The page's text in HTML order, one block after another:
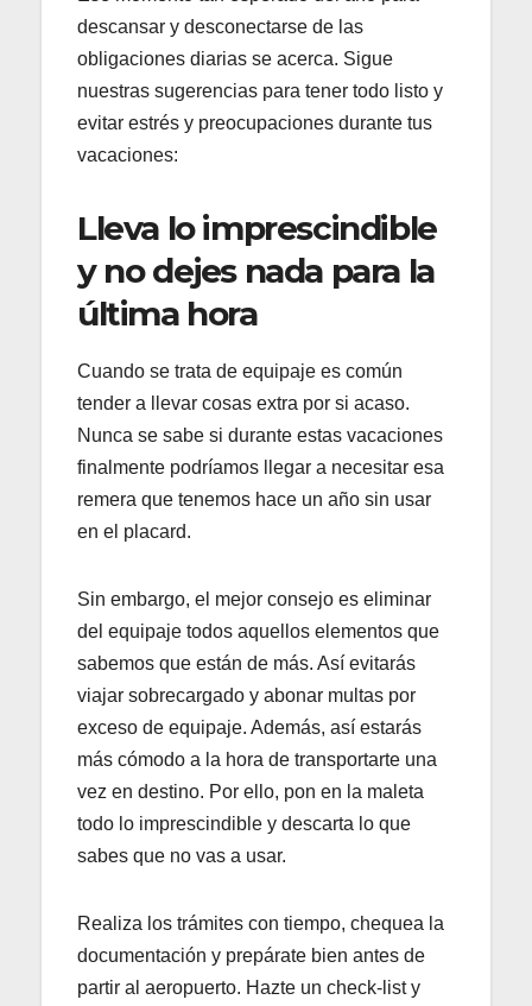
descansar y desconectarse de las
obligaciones diarias se acerca. Sigue
nuestras sugerencias para tener todo listo y
evitar estrés y preocupaciones durante tus
vacaciones:
Lleva lo imprescindible
y no dejes nada para la
última hora
Cuando se trata de equipaje es común
tender a llevar cosas extra por si acaso.
Nunca se sabe si durante estas vacaciones
finalmente podríamos llegar a necesitar esa
remera que tenemos hace un año sin usar
en el placard.
Sin embargo, el mejor consejo es eliminar
del equipaje todos aquellos elementos que
sabemos que están de más. Así evitarás
viajar sobrecargado y abonar multas por
exceso de equipaje. Además, así estarás
más cómodo a la hora de transportarte una
vez en destino. Por ello, pon en la maleta
todo lo imprescindible y descarta lo que
sabes que no vas a usar.
Realiza los trámites con tiempo, chequea la
documentación y prepárate bien antes de
partir al aeropuerto. Hazte un check-list y